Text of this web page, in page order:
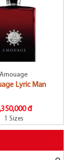
Amouage
Lyric Man
đ
1 Sizes